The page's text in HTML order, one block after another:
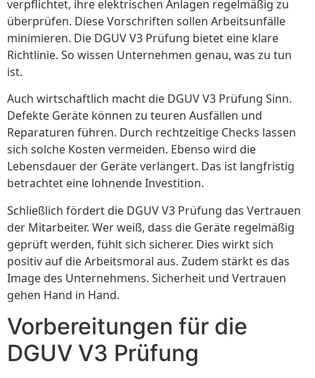
verpflichtet, ihre elektrischen Anlagen regelmäßig zu
überprüfen. Diese Vorschriften sollen Arbeitsunfälle
minimieren. Die DGUV V3 Prüfung bietet eine klare
Richtlinie. So wissen Unternehmen genau, was zu tun
ist.
Auch wirtschaftlich macht die DGUV V3 Prüfung Sinn.
Defekte Geräte können zu teuren Ausfällen und
Reparaturen führen. Durch rechtzeitige Checks lassen
sich solche Kosten vermeiden. Ebenso wird die
Lebensdauer der Geräte verlängert. Das ist langfristig
betrachtet eine lohnende Investition.
Schließlich fördert die DGUV V3 Prüfung das Vertrauen
der Mitarbeiter. Wer weiß, dass die Geräte regelmäßig
geprüft werden, fühlt sich sicherer. Dies wirkt sich
positiv auf die Arbeitsmoral aus. Zudem stärkt es das
Image des Unternehmens. Sicherheit und Vertrauen
gehen Hand in Hand.
Vorbereitungen für die
DGUV V3 Prüfung